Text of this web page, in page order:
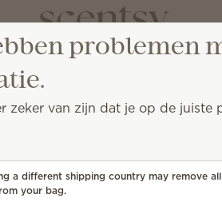
voor een onmiskenbare
problemen
zeker van zijn dat je op de juiste
a different shipping country may remove
your bag.